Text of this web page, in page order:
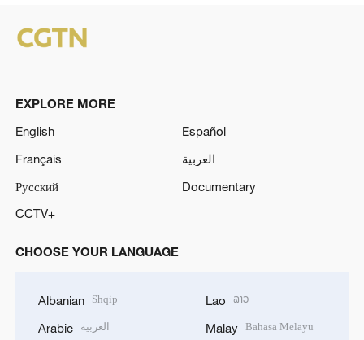
EXPLORE MORE
English
Español
Français
العربية
Русский
Documentary
CCTV+
CHOOSE YOUR LANGUAGE
Albanian Shqip
Arabic العربية
Lao ລາວ
Malay Bahasa Melayu